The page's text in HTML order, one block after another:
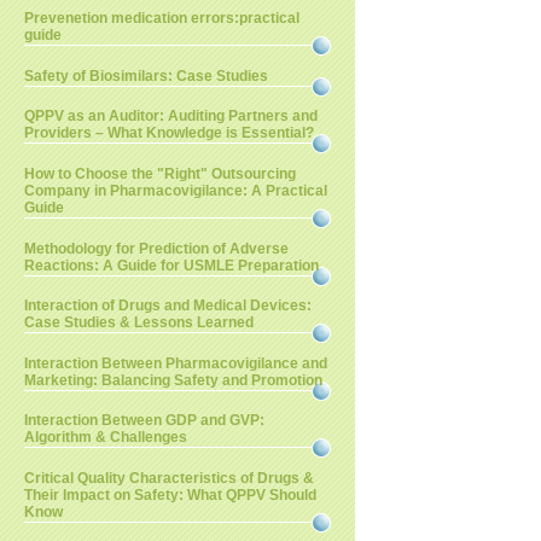
Prevenetion medication errors:practical
guide
Safety of Biosimilars: Case Studies
QPPV as an Auditor: Auditing Partners and
Providers – What Knowledge is Essential?
How to Choose the "Right" Outsourcing
Company in Pharmacovigilance: A Practical
Guide
Methodology for Prediction of Adverse
Reactions: A Guide for USMLE Preparation
Interaction of Drugs and Medical Devices:
Case Studies & Lessons Learned
Interaction Between Pharmacovigilance and
Marketing: Balancing Safety and Promotion
Interaction Between GDP and GVP:
Algorithm & Challenges
Critical Quality Characteristics of Drugs &
Their Impact on Safety: What QPPV Should
Know